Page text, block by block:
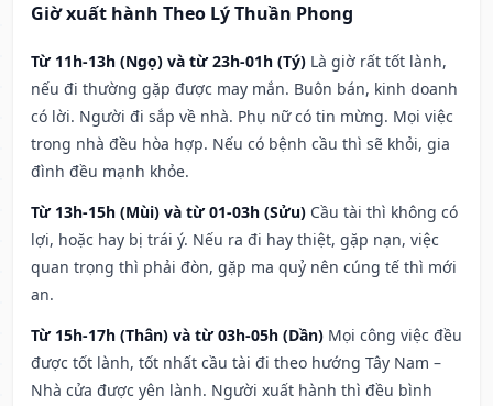
Giờ xuất hành Theo Lý Thuần Phong
Từ 11h-13h (Ngọ) và từ 23h-01h (Tý) Là giờ rất tốt lành,
nếu đi thường gặp được may mắn. Buôn bán, kinh doanh
có lời. Người đi sắp về nhà. Phụ nữ có tin mừng. Mọi việc
trong nhà đều hòa hợp. Nếu có bệnh cầu thì sẽ khỏi, gia
đình đều mạnh khỏe.
Từ 13h-15h (Mùi) và từ 01-03h (Sửu) Cầu tài thì không có
lợi, hoặc hay bị trái ý. Nếu ra đi hay thiệt, gặp nạn, việc
quan trọng thì phải đòn, gặp ma quỷ nên cúng tế thì mới
an.
Từ 15h-17h (Thân) và từ 03h-05h (Dần) Mọi công việc đều
được tốt lành, tốt nhất cầu tài đi theo hướng Tây Nam –
Nhà cửa được yên lành. Người xuất hành thì đều bình